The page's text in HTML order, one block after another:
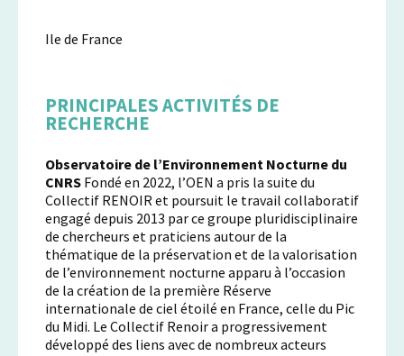
Ile de France
PRINCIPALES ACTIVITÉS DE
RECHERCHE
Observatoire de l’Environnement Nocturne du
CNRS Fondé en 2022, l’OEN a pris la suite du
Collectif RENOIR et poursuit le travail collaboratif
engagé depuis 2013 par ce groupe pluridisciplinaire
de chercheurs et praticiens autour de la
thématique de la préservation et de la valorisation
de l’environnement nocturne apparu à l’occasion
de la création de la première Réserve
internationale de ciel étoilé en France, celle du Pic
du Midi. Le Collectif Renoir a progressivement
développé des liens avec de nombreux acteurs